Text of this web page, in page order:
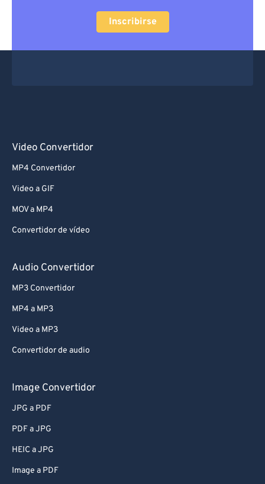
Inscribirse
Video Convertidor
MP4 Convertidor
Video a GIF
MOV a MP4
Convertidor de vídeo
Audio Convertidor
MP3 Convertidor
MP4 a MP3
Video a MP3
Convertidor de audio
Image Convertidor
JPG a PDF
PDF a JPG
HEIC a JPG
Image a PDF